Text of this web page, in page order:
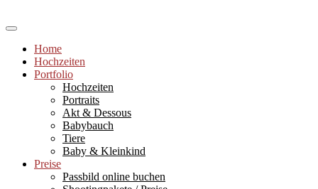
to
Sabine Kast Photography
Hochzeitsfotograf Ludwigshafen und Rhein-Neckar-Raum,
Einzelcoachings für Fotografie und Bildbearbeitung, Fotograf
Ludwigshafen
Home
Hochzeiten
Portfolio
Hochzeiten
Portraits
Akt & Dessous
Babybauch
Tiere
Baby & Kleinkind
Preise
Passbild online buchen